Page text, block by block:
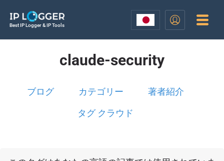
Best IP Logger & IP Tools
claude-security
ブログ カテゴリー 著者紹介
タグ クラウド